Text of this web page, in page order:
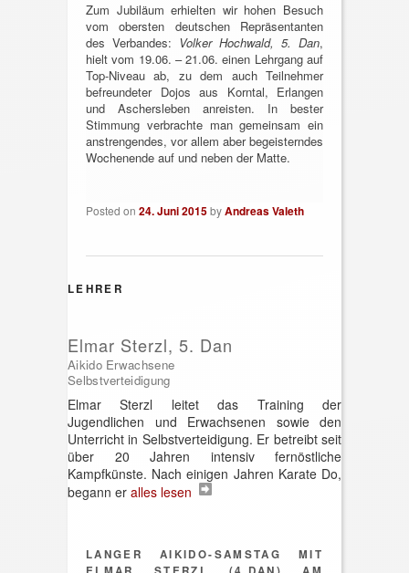
Zum Jubiläum erhielten wir hohen Besuch
vom obersten deutschen Repräsentanten
des Verbandes: Volker Hochwald, 5. Dan,
hielt vom 19.06. – 21.06. einen Lehrgang auf
Top-Niveau ab, zu dem auch Teilnehmer
befreundeter Dojos aus Korntal, Erlangen
und Aschersleben anreisten. In bester
Stimmung verbrachte man gemeinsam ein
anstrengendes, vor allem aber begeisterndes
Wochenende auf und neben der Matte.
Posted on 24. Juni 2015byAndreas Valeth
LEHRER
Elmar Sterzl, 5. Dan
Aikido Erwachsene
Selbstverteidigung
Elmar Sterzl leitet das Training der
Jugendlichen und Erwachsenen sowie den
Unterricht in Selbstverteidigung. Er betreibt seit
über 20 Jahren intensiv fernöstliche
Kampfkünste. Nach einigen Jahren Karate Do,
begann er alles lesen
LANGER AIKIDO-SAMSTAG MIT